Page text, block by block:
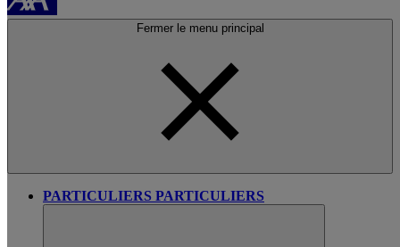
Fermer le menu principal
PARTICULIERS PARTICULIERS